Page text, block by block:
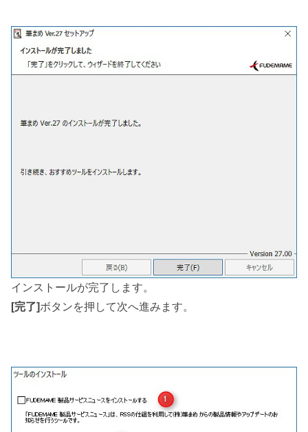
インストールが完了します。
[完了]ボタンを押して次へ進みます。